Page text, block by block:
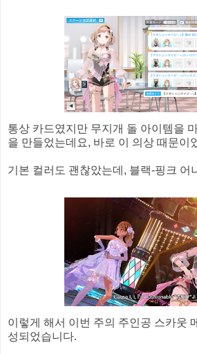
통상 카드였지만 무지개 돌 아이템을
을 만들었는데요, 바로 이 의상 때문이
기본 컬러도 괜찮았는데, 블랙-핑크 어
이렇게 해서 이번 주의 주인공 스카웃
성되었습니다.